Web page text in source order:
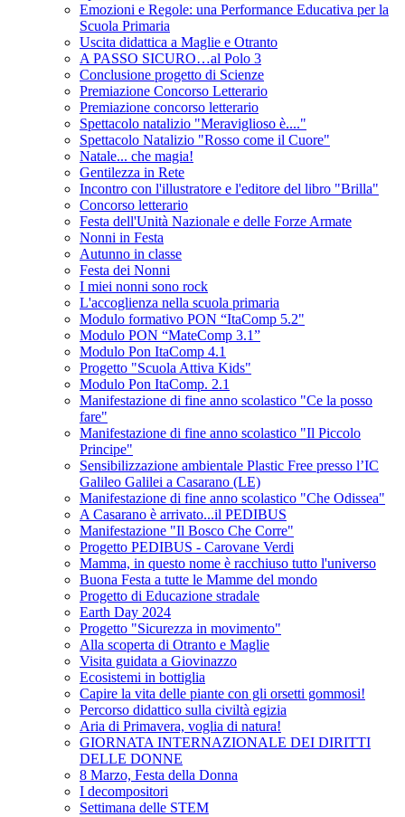
Emozioni e Regole: una Performance Educativa per la
Scuola Primaria
Uscita didattica a Maglie e Otranto
A PASSO SICURO…al Polo 3
Conclusione progetto di Scienze
Premiazione Concorso Letterario
Premiazione concorso letterario
Spettacolo natalizio "Meraviglioso è...."
Spettacolo Natalizio "Rosso come il Cuore"
Natale... che magia!
Gentilezza in Rete
Incontro con l'illustratore e l'editore del libro "Brilla"
Concorso letterario
Festa dell'Unità Nazionale e delle Forze Armate
Nonni in Festa
Autunno in classe
Festa dei Nonni
I miei nonni sono rock
L'accoglienza nella scuola primaria
Modulo formativo PON “ItaComp 5.2"
Modulo PON “MateComp 3.1”
Modulo Pon ItaComp 4.1
Progetto "Scuola Attiva Kids"
Modulo Pon ItaComp. 2.1
Manifestazione di fine anno scolastico "Ce la posso
fare"
Manifestazione di fine anno scolastico "Il Piccolo
Principe"
Sensibilizzazione ambientale Plastic Free presso l’IC
Galileo Galilei a Casarano (LE)
Manifestazione di fine anno scolastico "Che Odissea"
A Casarano è arrivato...il PEDIBUS
Manifestazione "Il Bosco Che Corre"
Progetto PEDIBUS - Carovane Verdi
Mamma, in questo nome è racchiuso tutto l'universo
Buona Festa a tutte le Mamme del mondo
Progetto di Educazione stradale
Earth Day 2024
Progetto "Sicurezza in movimento"
Alla scoperta di Otranto e Maglie
Visita guidata a Giovinazzo
Ecosistemi in bottiglia
Capire la vita delle piante con gli orsetti gommosi!
Percorso didattico sulla civiltà egizia
Aria di Primavera, voglia di natura!
GIORNATA INTERNAZIONALE DEI DIRITTI
DELLE DONNE
8 Marzo, Festa della Donna
I decompositori
Settimana delle STEM